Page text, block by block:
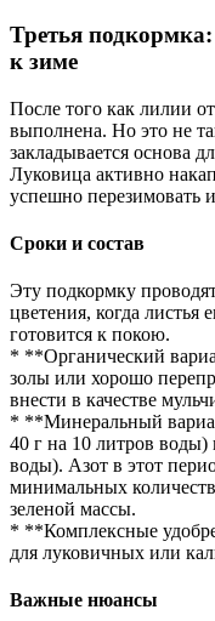
Третья подкормка:
к зиме
После того как лилии
выполнена. Но это не
закладывается основа
Луковица активно
успешно перезимовать
Сроки и состав
Эту подкормку
цветения, когда листья
готовится к покою.
* **Органический
золы или хорошо
внести в качестве
* **Минеральный
40 г на 10 литров воды)
воды). Азот в этот
минимальных
зеленой массы.
* **Комплексные
для луковичных или
Важные нюансы